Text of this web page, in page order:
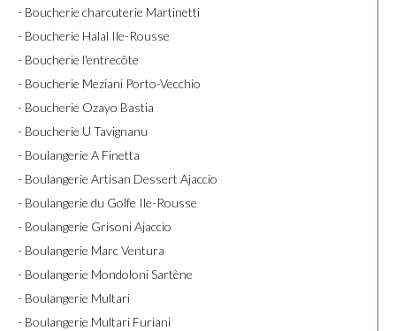
- Boucherie charcuterie Martinetti
- Boucherie Halal Ile-Rousse
- Boucherie l'entrecôte
- Boucherie Meziani Porto-Vecchio
- Boucherie Ozayo Bastia
- Boucherie U Tavignanu
- Boulangerie A Finetta
- Boulangerie Artisan Dessert Ajaccio
- Boulangerie du Golfe Ile-Rousse
- Boulangerie Grisoni Ajaccio
- Boulangerie Marc Ventura
- Boulangerie Mondoloni Sartène
- Boulangerie Multari
- Boulangerie Multari Furiani